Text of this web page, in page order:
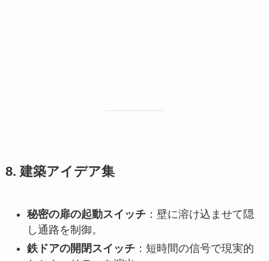
8. 建築アイデア集
秘密の扉の起動スイッチ：壁に溶け込ませて隠
し通路を制御。
鉄ドアの開閉スイッチ：短時間の信号で現実的